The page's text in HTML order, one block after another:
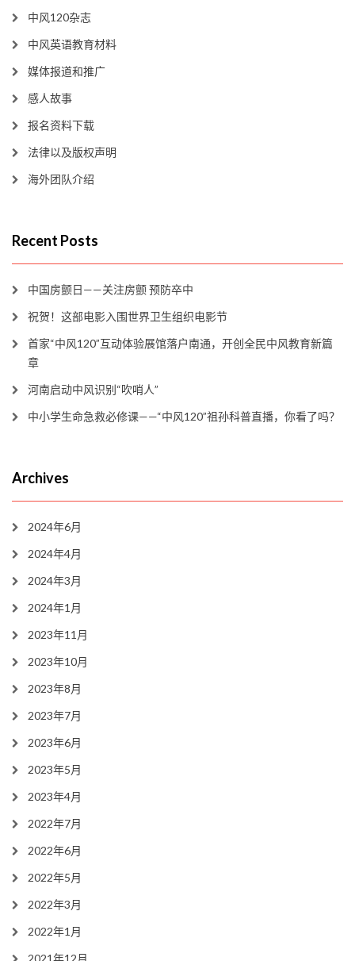
中风120杂志
中风英语教育材料
媒体报道和推广
感人故事
报名资料下载
法律以及版权声明
海外团队介绍
Recent Posts
中国房颤日——关注房颤 预防卒中
祝贺！这部电影入围世界卫生组织电影节
首家“中风120”互动体验展馆落户南通，开创全民中风教育新篇
章
河南启动中风识别“吹哨人”
中小学生命急救必修课——“中风120”祖孙科普直播，你看了吗？
Archives
2024年6月
2024年4月
2024年3月
2024年1月
2023年11月
2023年10月
2023年8月
2023年7月
2023年6月
2023年5月
2023年4月
2022年7月
2022年6月
2022年5月
2022年3月
2022年1月